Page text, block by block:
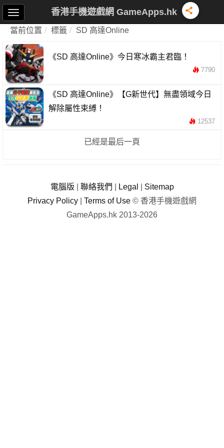
香港手機遊戲網 GameApps.hk
當前位置 標籤 SD 高達Online
《SD 高達Online》今日寒冰霸主君臨！
7790
《SD 高達Online》【G新世代】無盡領域今日
解除屬性束縛！
12537
已經是最后一頁
電腦版 聯絡我們 Legal
Sitemap
Privacy Policy
Terms of Use © 香港手機遊戲網
GameApps.hk 2013-2026